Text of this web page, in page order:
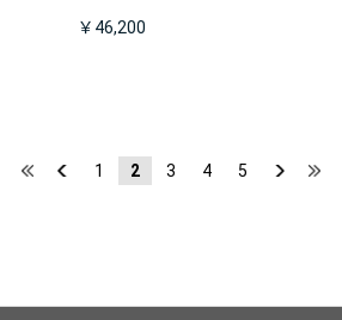
￥46,200
1 2 3 4 5